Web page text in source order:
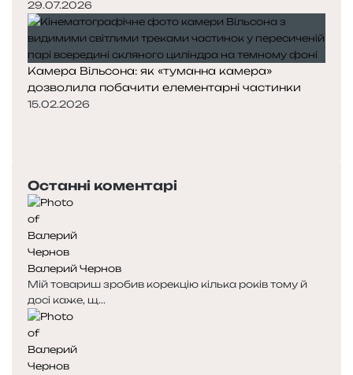
29.07.2026
Камера Вільсона: як «туманна камера»
дозволила побачити елементарні частинки
15.02.2026
р
е
д
н
я
с
т
о
р
і
н
к
т
у
п
н
а
с
т
о
р
і
н
к
Останні коментарі
Валерий Чернов
Мій товариш зробив корекцію кілька років тому й
досі каже, щ...